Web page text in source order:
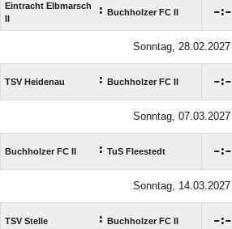
Eintracht Elbmarsch
: Buchholzer FC II :
Sonntag, 28.02.2027
TSV Heidenau : Buchholzer FC II :
Sonntag, 07.03.2027
Buchholzer FC II : TuS Fleestedt :
Sonntag, 14.03.2027
TSV Stelle : Buchholzer FC II :